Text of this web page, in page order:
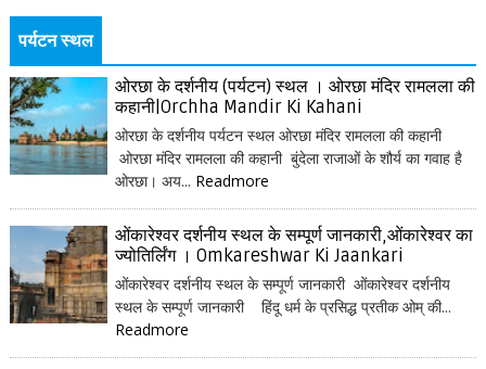
पर्यटन स्थल
ओरछा के दर्शनीय (पर्यटन) स्थल । ओरछा मंदिर रामलला की
कहानी|Orchha Mandir Ki Kahani
ओरछा के दर्शनीय पर्यटन स्थल ओरछा मंदिर रामलला की कहानी
ओरछा मंदिर रामलला की कहानी बुंदेला राजाओं के शौर्य का गवाह है
ओरछा। अय... Readmore
ओंकारेश्वर दर्शनीय स्थल के सम्पूर्ण जानकारी,ओंकारेश्वर का
ज्योतिर्लिंग । Omkareshwar Ki Jaankari
ओंकारेश्वर दर्शनीय स्थल के सम्पूर्ण जानकारी ओंकारेश्वर दर्शनीय
स्थल के सम्पूर्ण जानकारी हिंदू धर्म के प्रसिद्ध प्रतीक ओम् की...
Readmore